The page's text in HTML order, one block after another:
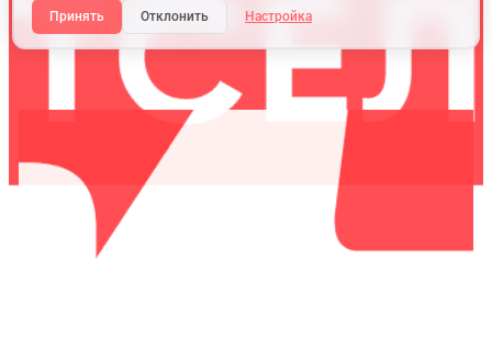
Принять
Отклонить Настройка